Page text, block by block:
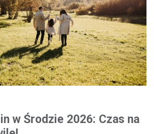
w Środzie 2026: Czas na